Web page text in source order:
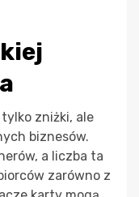
tylko zniżki, ale
biznesów.
a liczba ta
zarówno z